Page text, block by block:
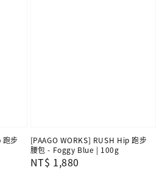
跑步
[PAAGO WORKS] RUSH Hip 跑步
腰包 - Foggy Blue | 100g
Regular
NT$ 1,880